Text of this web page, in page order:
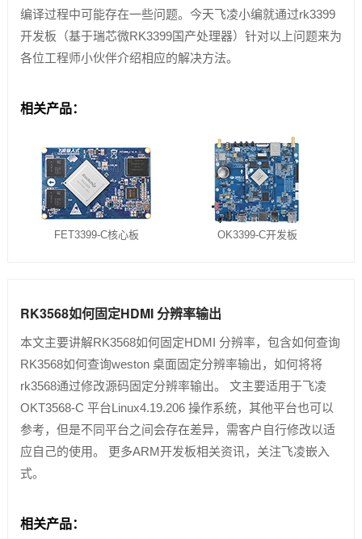
编译过程中可能存在一些问题。今天飞凌小编就通过rk3399
开发板（基于瑞芯微RK3399国产处理器）针对以上问题来为
各位工程师小伙伴介绍相应的解决方法。
相关产品：
FET3399-C核心板 OK3399-C开发板
RK3568如何固定HDMI 分辨率输出
本文主要讲解RK3568如何固定HDMI 分辨率，包含如何查询
RK3568如何查询weston 桌面固定分辨率输出，如何将将
rk3568通过修改源码固定分辨率输出。 文主要适用于飞凌
OKT3568-C 平台Linux4.19.206 操作系统，其他平台也可以
参考，但是不同平台之间会存在差异，需客户自行修改以适
应自己的使用。 更多ARM开发板相关资讯，关注飞凌嵌入
式。
相关产品：